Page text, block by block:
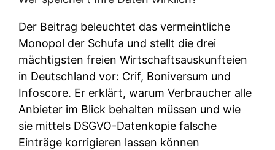
Der Beitrag beleuchtet das vermeintliche
Monopol der Schufa und stellt die drei
mächtigsten freien Wirtschaftsauskunfteien
in Deutschland vor: Crif, Boniversum und
Infoscore. Er erklärt, warum Verbraucher alle
Anbieter im Blick behalten müssen und wie
sie mittels DSGVO-Datenkopie falsche
Einträge korrigieren lassen können